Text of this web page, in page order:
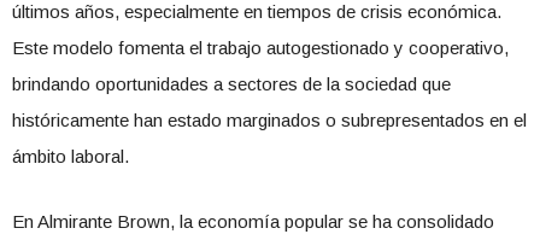
últimos años, especialmente en tiempos de crisis económica.
Este modelo fomenta el trabajo autogestionado y cooperativo,
brindando oportunidades a sectores de la sociedad que
históricamente han estado marginados o subrepresentados en el
ámbito laboral.
En Almirante Brown, la economía popular se ha consolidado